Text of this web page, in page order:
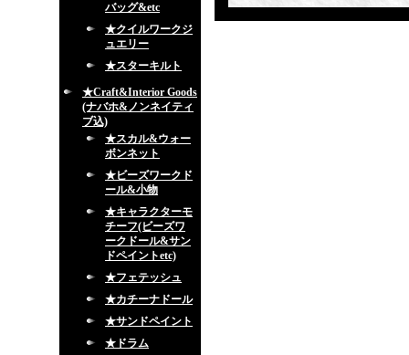
バッグ&etc
★クイルワークジ
ュエリー
★スターキルト
★Craft&Interior Goods
(ナバホ&ノンネイティ
ブ込)
★スカル&ウォー
ボンネット
★ビーズワークド
ール&小物
★キャラクターモ
チーフ(ビーズワ
ークドール&サン
ドペイントetc)
★フェテッシュ
★カチーナドール
★サンドペイント
★ドラム